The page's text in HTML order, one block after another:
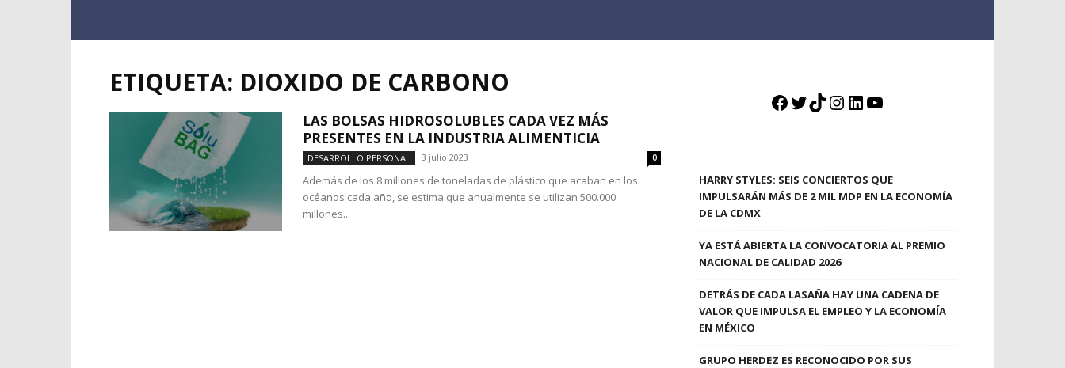
ETIQUETA: DIOXIDO DE CARBONO
LAS BOLSAS HIDROSOLUBLES CADA VEZ MÁS
PRESENTES EN LA INDUSTRIA ALIMENTICIA
DESARROLLO PERSONAL 3 julio 2023 0
Además de los 8 millones de toneladas de plástico que acaban en los
océanos cada año, se estima que anualmente se utilizan 500.000
millones...
Facebook
Twitter
TikTok
Instagram
LinkedIn
YouTube
HARRY STYLES: SEIS CONCIERTOS QUE
IMPULSARÁN MÁS DE 2 MIL MDP EN LA ECONOMÍA
DE LA CDMX
YA ESTÁ ABIERTA LA CONVOCATORIA AL PREMIO
NACIONAL DE CALIDAD 2026
DETRÁS DE CADA LASAÑA HAY UNA CADENA DE
VALOR QUE IMPULSA EL EMPLEO Y LA ECONOMÍA
EN MÉXICO
GRUPO HERDEZ ES RECONOCIDO POR SUS